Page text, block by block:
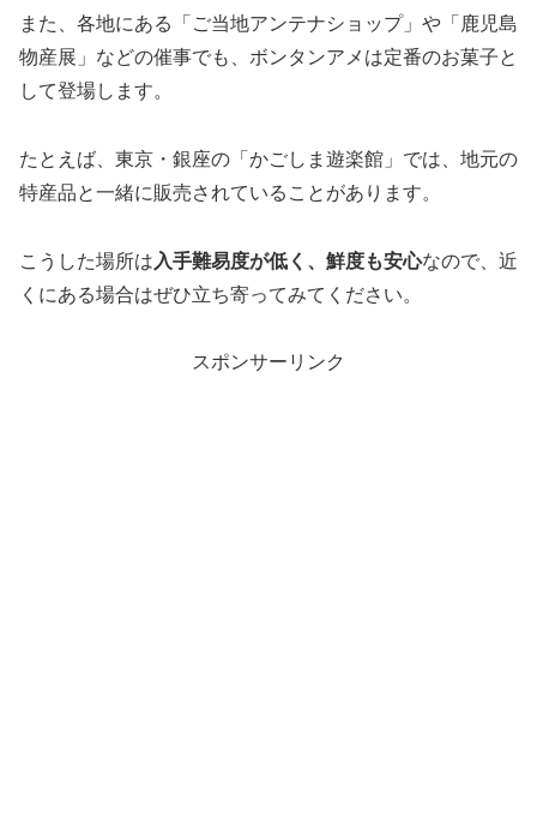
また、各地にある「ご当地アンテナショップ」や「鹿児島
物産展」などの催事でも、ボンタンアメは定番のお菓子と
して登場します。
たとえば、東京・銀座の「かごしま遊楽館」では、地元の
特産品と一緒に販売されていることがあります。
こうした場所は 入手難易度が低く、鮮度も安心なので、近
くにある場合はぜひ立ち寄ってみてください。
スポンサーリンク